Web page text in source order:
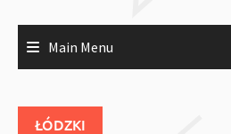
Main Menu
ŁÓDZKI